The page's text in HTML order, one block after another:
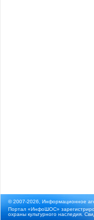
© 2007-2026, Информационное
Портал «ИнфоШОС»
охраны культурного наследия.